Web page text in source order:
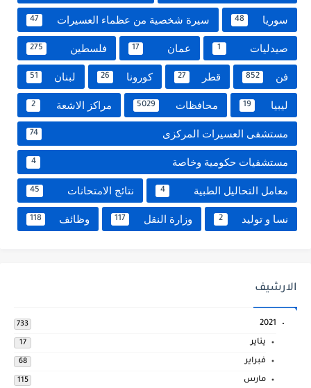
سوريا 48 سيرة شخصية من عظماء العسيرات 47
صيدليات 1 عمان 17 فلسطين 275
فن 852 قطر 27 كورونا 26 لبنان 51
ليبيا 19 محافظات 5029 مراكز الاشعة 2
مستشفى العسيرات المركزى 74
مستشفيات حكومية وخاصة 4
معامل التحاليل الطبية 4 نتائج الامتحانات 45
نسا و توليد 2 وزارة النقل 117 وظائف 118
الارشيف
2021
733
يناير 17
فبراير 68
مارس 115